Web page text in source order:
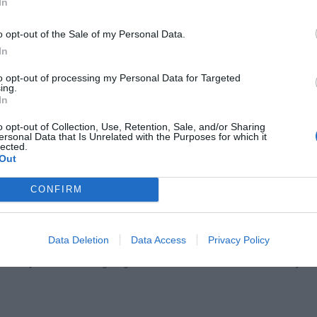
opt-out of the Sale of my Personal Data.
opt-out of processing my Personal Data for Targeted
opt-out of Collection, Use, Retention, Sale, and/or Sharing
Data that Is Unrelated with the Purposes for which it
CONFIRM
Data Deletion Data Access Privacy Policy
mjölken till 85 grader. Den ska inte koka.
i filmjölken i mjölken. Tillsätt grädde om du vill ha sk
i ca ett dygn tills mjölken stelnat till
håller sig i några dagar i kylen. Servera
gång du gör filbunke kan du ta 1-2 dl av den